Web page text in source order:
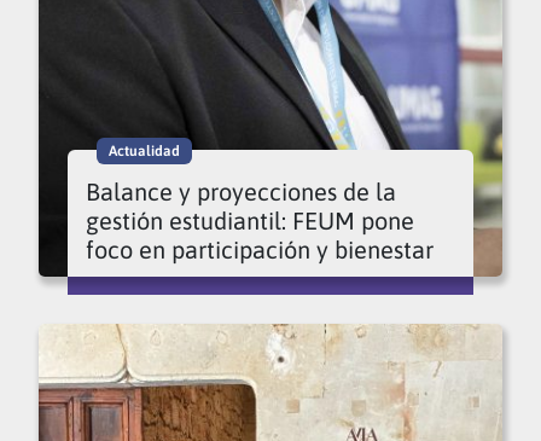
Actualidad
Balance y proyecciones de la
gestión estudiantil: FEUM pone
foco en participación y bienestar